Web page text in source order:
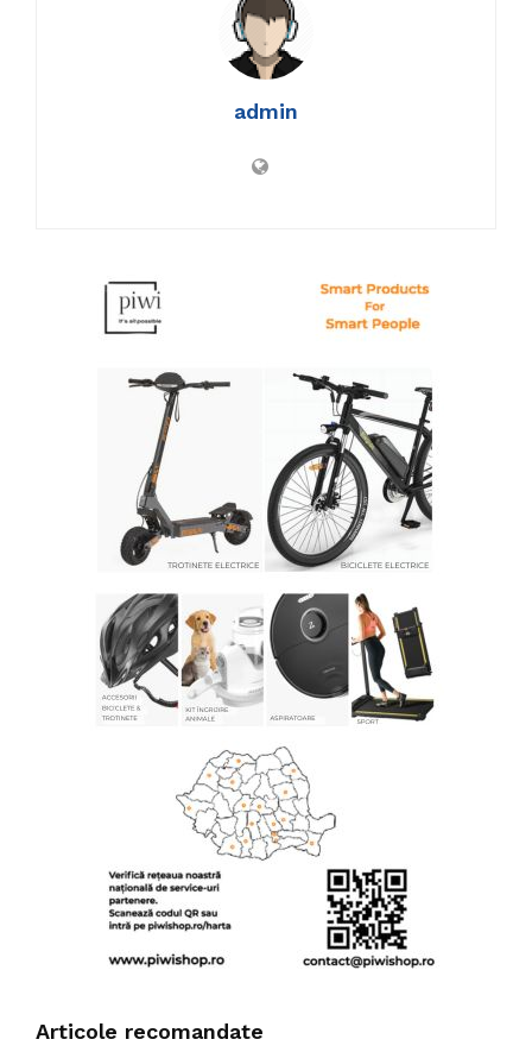
admin
Articole recomandate